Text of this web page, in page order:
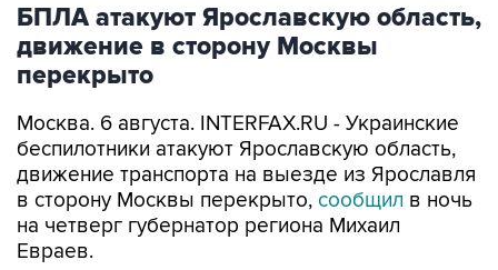
БПЛА атакуют Ярославскую область,
движение в сторону Москвы
перекрыто
Москва. 6 августа. INTERFAX.RU - Украинские
беспилотники атакуют Ярославскую область,
движение транспорта на выезде из Ярославля
в сторону Москвы перекрыто, сообщил в ночь
на четверг губернатор региона Михаил
Евраев.